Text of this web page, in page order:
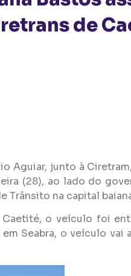
de
Aguiar, junto à
(28), ao lado do
Trânsito na capital
Caetité, o veículo foi
Seabra, o veículo